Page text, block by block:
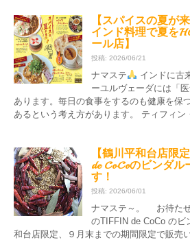
【スパイスの夏が
インド料理で夏を
ール店】
投稿: 2026/06/21
ナマステ
インドに古
ーユルヴェーダには「
あります。毎日の食事をするのも健康を保
あるという考え方があります。 ティフィン
【鶴川平和台店限
de CoCoのビンダ
す！
投稿: 2026/06/01
ナマステ～。 お待た
のTIFFIN de CoCo のビ
和台店限定、９月末までの期間限定で販売